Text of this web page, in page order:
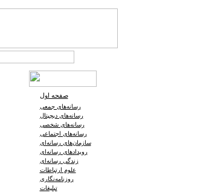
صفحه اول
رسانه‌های جمعی
رسانه‌های دیجیتال
رسانه‌های شخصی
رسانه‌های اجتماعی
سازمان‌های رسانه‌ای
رویدادهای رسانه‌ای
زندگی رسانه‌ای
علوم ارتباطات
روزنامه‌نگاری
تبلیغات